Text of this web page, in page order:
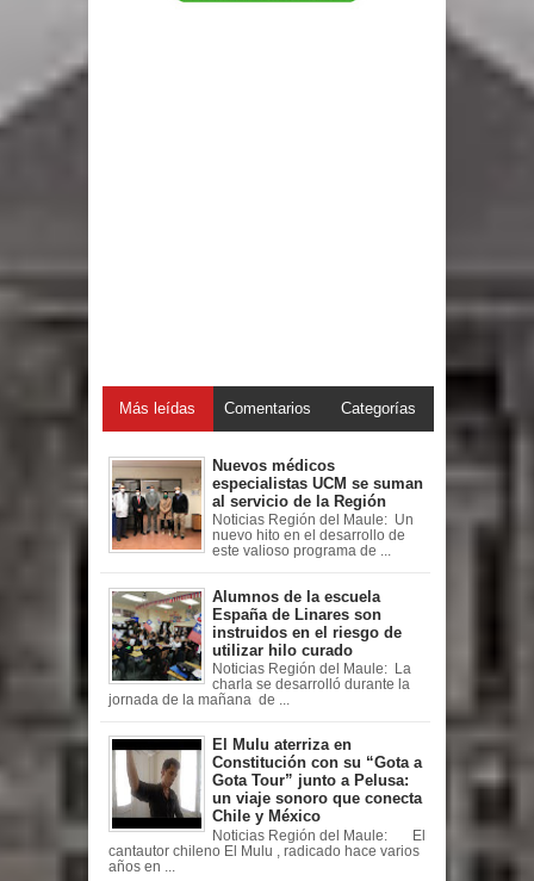
Más leídas Comentarios Categorías
Nuevos médicos
especialistas UCM se suman
al servicio de la Región
Noticias Región del Maule: Un
nuevo hito en el desarrollo de
este valioso programa de ...
Alumnos de la escuela
España de Linares son
instruidos en el riesgo de
utilizar hilo curado
Noticias Región del Maule: La
charla se desarrolló durante la
jornada de la mañana de ...
El Mulu aterriza en
Constitución con su “Gota a
Gota Tour” junto a Pelusa:
un viaje sonoro que conecta
Chile y México
Noticias Región del Maule: El
cantautor chileno El Mulu , radicado hace varios
años en ...